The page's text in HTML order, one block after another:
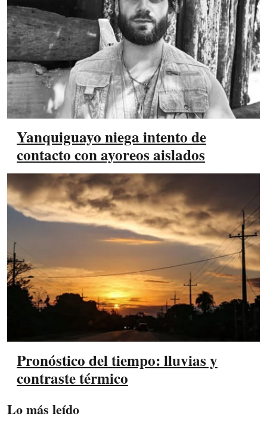
Yanquiguayo niega intento de
contacto con ayoreos aislados
Pronóstico del tiempo: lluvias y
contraste térmico
Lo más leído